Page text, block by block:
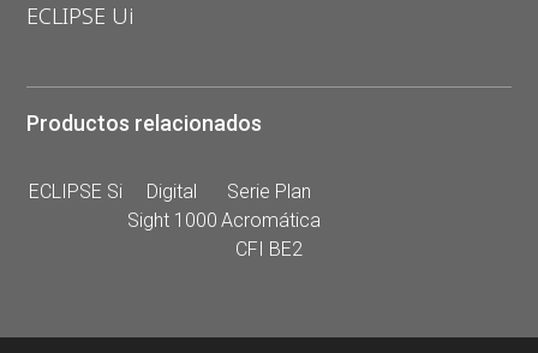
ECLIPSE Ui
Productos relacionados
ECLIPSE Si
Digital
Sight 1000
Serie Plan
Acromática
CFI BE2